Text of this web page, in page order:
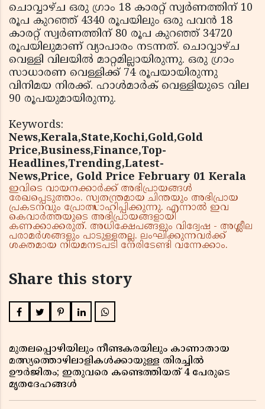
ചൊവ്വാഴ്ച ഒരു ഗ്രാം 18 കാരറ്റ് സ്വര്‍ണത്തിന് 10
രൂപ കുറഞ്ഞ് 4340 രൂപയിലും ഒരു പവന്‍ 18
കാരറ്റ് സ്വര്‍ണത്തിന് 80 രൂപ കുറഞ്ഞ് 34720
രൂപയിലുമാണ് വ്യാപാരം നടന്നത്. ചൊവ്വാഴ്ച
വെള്ളി വിലയില്‍ മാറ്റമില്ലായിരുന്നു. ഒരു ഗ്രാം
സാധാരണ വെള്ളിക്ക് 74 രൂപയായിരുന്നു
വിനിമയ നിരക്ക്. ഹാള്‍മാര്‍ക് വെള്ളിയുടെ വില
90 രൂപയുമായിരുന്നു.
Keywords:
News,Kerala,State,Kochi,Gold,Gold
Price,Business,Finance,Top-
Headlines,Trending,Latest-
News,Price, Gold Price February 01 Kerala
ഇവിടെ വായനക്കാർക്ക് അഭിപ്രായങ്ങൾ
രേഖപ്പെടുത്താം. സ്വതന്ത്രമായ ചിന്തയും അഭിപ്രായ
പ്രകടനവും പ്രോത്സാഹിപ്പിക്കുന്നു. എന്നാൽ ഇവ
കെവാർത്തയുടെ അഭിപ്രായങ്ങളായി
കണക്കാക്കരുത്. അധിക്ഷേപങ്ങളും വിദ്വേഷ - അശ്ലീല
പരാമർശങ്ങളും പാടുള്ളതല്ല. ലംഘിക്കുന്നവർക്ക്
ശക്തമായ നിയമനടപടി നേരിടേണ്ടി വന്നേക്കാം.
Share this story
മുതലപ്പൊഴിയിലും നീണ്ടകരയിലും കാണാതായ
മത്സ്യത്തൊഴിലാളികൾക്കായുള്ള തിരച്ചിൽ
ഊർജിതം; ഇതുവരെ കണ്ടെത്തിയത് 4 പേരുടെ
മൃതദേഹങ്ങൾ